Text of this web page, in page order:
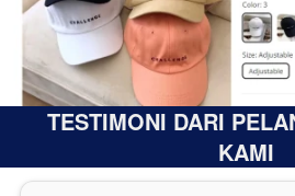
TESTIMONI DARI
KAMI